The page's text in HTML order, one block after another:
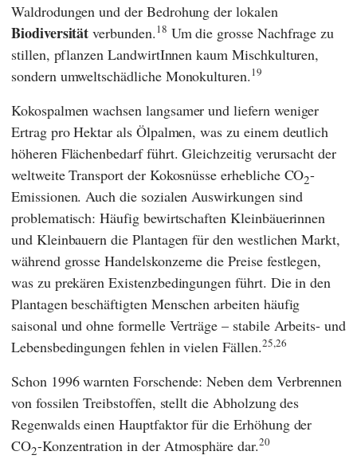
Waldrodungen und der Bedrohung der lokalen
Biodiversität verbunden.18 Um die grosse Nachfrage zu
stillen, pflanzen LandwirtInnen kaum Mischkulturen,
sondern umweltschädliche Monokulturen.19
Kokospalmen wachsen langsamer und liefern weniger
Ertrag pro Hektar als Ölpalmen, was zu einem deutlich
höheren Flächenbedarf führt. Gleichzeitig verursacht der
weltweite Transport der Kokosnüsse erhebliche CO2-
Emissionen. Auch die sozialen Auswirkungen sind
problematisch: Häufig bewirtschaften Kleinbäuerinnen
und Kleinbauern die Plantagen für den westlichen Markt,
während grosse Handelskonzerne die Preise festlegen,
was zu prekären Existenzbedingungen führt. Die in den
Plantagen beschäftigten Menschen arbeiten häufig
saisonal und ohne formelle Verträge – stabile Arbeits- und
Lebensbedingungen fehlen in vielen Fällen.25,26
Schon 1996 warnten Forschende: Neben dem Verbrennen
von fossilen Treibstoffen, stellt die Abholzung des
Regenwalds einen Hauptfaktor für die Erhöhung der
CO2-Konzentration in der Atmosphäre dar.20